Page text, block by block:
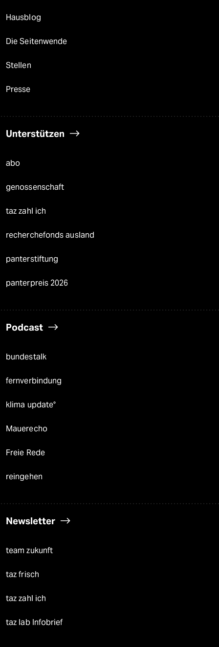
Hausblog
Die Seitenwende
Stellen
Presse
Unterstützen
abo
genossenschaft
taz zahl ich
recherchefonds ausland
panterstiftung
panterpreis 2026
Podcast
bundestalk
fernverbindung
klima update°
Mauerecho
Freie Rede
reingehen
Newsletter
team zukunft
taz frisch
taz zahl ich
taz lab Infobrief